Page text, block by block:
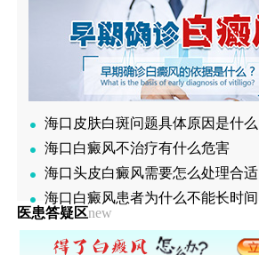
海口皮肤白斑问题具体原因是什么
海口白癜风不治疗有什么危害
海口头皮白癜风需要怎么处理合适
海口白癜风患者为什么不能长时间
医患答疑区new